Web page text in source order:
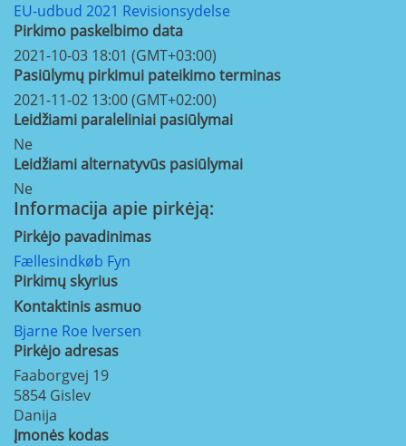
EU-udbud 2021 Revisionsydelse
Pirkimo paskelbimo data
2021-10-03 18:01 (GMT+03:00)
Pasiūlymų pirkimui pateikimo terminas
2021-11-02 13:00 (GMT+02:00)
Leidžiami paraleliniai pasiūlymai
Ne
Leidžiami alternatyvūs pasiūlymai
Ne
Informacija apie pirkėją:
Pirkėjo pavadinimas
Fællesindkøb Fyn
Pirkimų skyrius
Kontaktinis asmuo
Bjarne Roe Iversen
Pirkėjo adresas
Faaborgvej 19
5854 Gislev
Danija
Įmonės kodas